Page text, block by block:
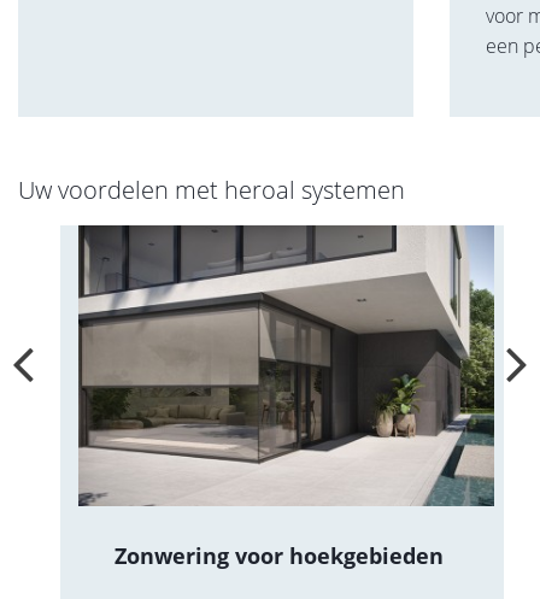
voor
een
Uw voordelen met heroal systemen
Zonwering voor hoekgebieden